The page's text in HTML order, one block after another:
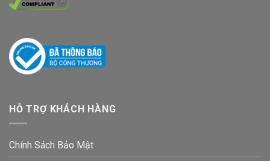
HỖ TRỢ KHÁCH HÀNG
Chính Sách Bảo Mật